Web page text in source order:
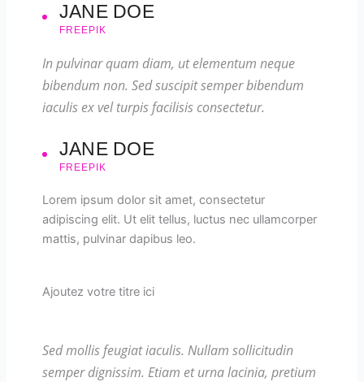
JANE DOE
FREEPIK
In pulvinar quam diam, ut elementum neque
bibendum non. Sed suscipit semper bibendum
iaculis ex vel turpis facilisis consectetur.
JANE DOE
FREEPIK
Lorem ipsum dolor sit amet, consectetur
adipiscing elit. Ut elit tellus, luctus nec ullamcorper
mattis, pulvinar dapibus leo.
Ajoutez votre titre ici
Sed mollis feugiat iaculis. Nullam sollicitudin
semper dignissim. Etiam et urna lacinia, pretium